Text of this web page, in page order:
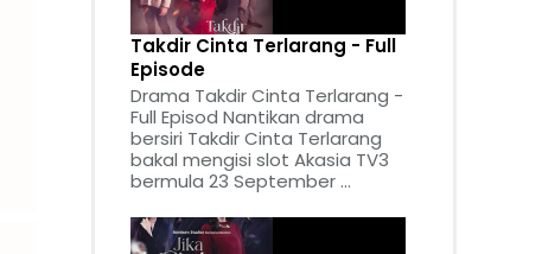
Takdir Cinta Terlarang - Full
Episode
Drama Takdir Cinta Terlarang -
Full Episod Nantikan drama
bersiri Takdir Cinta Terlarang
bakal mengisi slot Akasia TV3
bermula 23 September ...